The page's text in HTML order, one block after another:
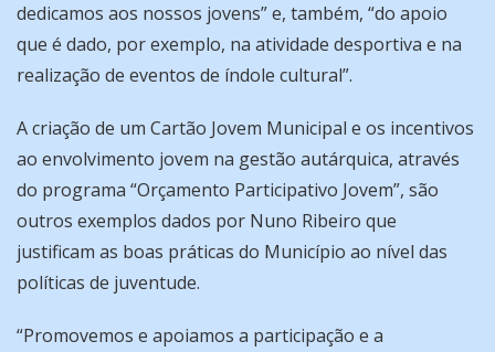
dedicamos aos nossos jovens” e, também, “do apoio
que é dado, por exemplo, na atividade desportiva e na
realização de eventos de índole cultural”.
A criação de um Cartão Jovem Municipal e os incentivos
ao envolvimento jovem na gestão autárquica, através
do programa “Orçamento Participativo Jovem”, são
outros exemplos dados por Nuno Ribeiro que
justificam as boas práticas do Município ao nível das
políticas de juventude.
“Promovemos e apoiamos a participação e a